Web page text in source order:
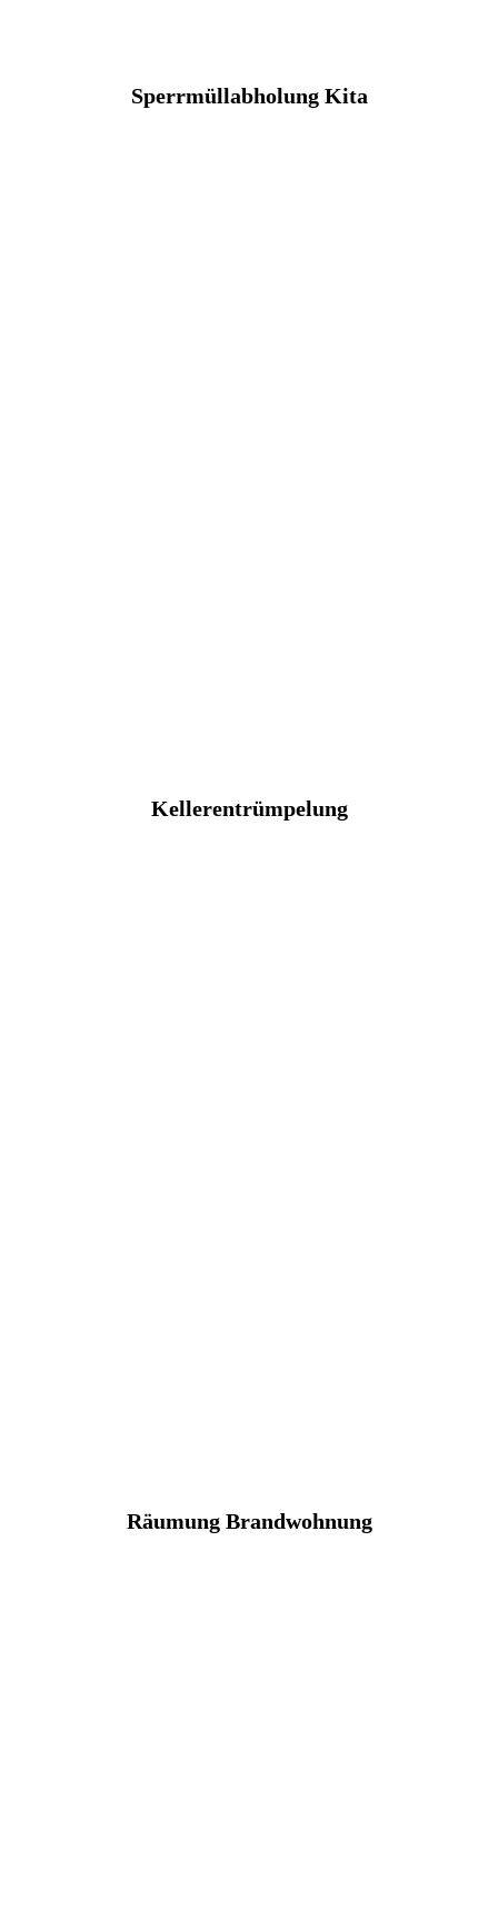
Sperrmüllabholung Kita
Kellerentrümpelung
Räumung Brandwohnung